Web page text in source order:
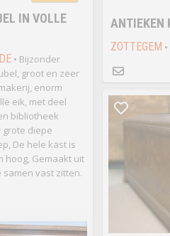
ANTIEKEN
ZOTTEGEM
IN VOLLE
• Bijzonder
groot en zeer
enorm
eik, met deel
bibliotheek
diepe
De hele kast is
hoog, Gemaakt uit
vast zitten.